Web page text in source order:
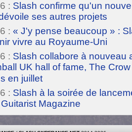
: Slash confirme qu'un
ses autres projets
: « J'y pense beaucoup » :
vivre au Royaume-Uni
: Slash collabore à nouveau
UK hall of fame, The
en juillet
: Slash à la soirée de
Magazine